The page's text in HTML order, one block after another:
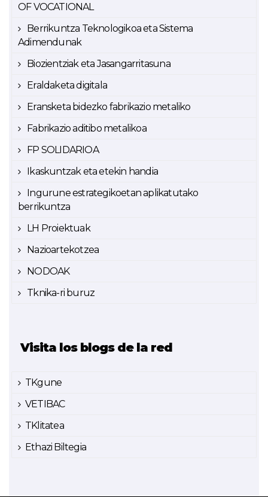
OF VOCATIONAL
Berrikuntza Teknologikoa eta Sistema
Adimendunak
Biozientziak eta Jasangarritasuna
Eraldaketa digitala
Eransketa bidezko fabrikazio metaliko
Fabrikazio aditibo metalikoa
FP SOLIDARIOA
Ikaskuntzak eta etekin handia
Ingurune estrategikoetan aplikatutako
berrikuntza
LH Proiektuak
Nazioartekotzea
NODOAK
Tknika-ri buruz
Visita los blogs de la red
TKgune
VETIBAC
TKlitatea
Ethazi Biltegia